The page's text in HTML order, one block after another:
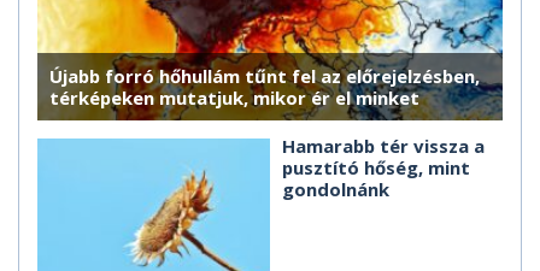
Újabb forró hőhullám tűnt fel az előrejelzésben,
térképeken mutatjuk, mikor ér el minket
Hamarabb tér vissza a
pusztító hőség, mint
gondolnánk